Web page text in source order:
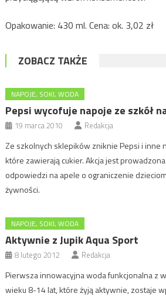
Opakowanie: 430 ml. Cena: ok. 3,02 zł
ZOBACZ TAKŻE
NAPOJE, SOKI, WODA
Pepsi wycofuje napoje ze szkół
19 marca 2010 Redakcja
Ze szkolnych sklepików zniknie Pepsi i inne
które zawierają cukier. Akcja jest
odpowiedzi na apele o ograniczenie
żywności.
NAPOJE, SOKI, WODA
Aktywnie z Jupik Aqua Sport
8 lutego 2012 Redakcja
Pierwsza innowacyjna woda funkcjonalna z
wieku 8-14 lat, które żyją aktywnie, zostaje